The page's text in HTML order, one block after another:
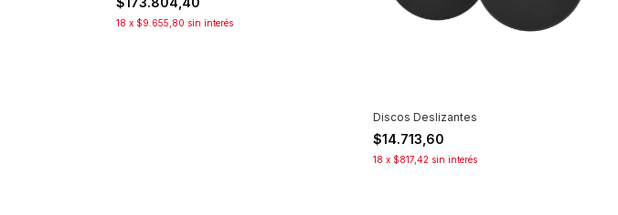
18 x $9.655,80 sin interés
Discos Deslizantes
$14.713,60
18 x $817,42 sin interés